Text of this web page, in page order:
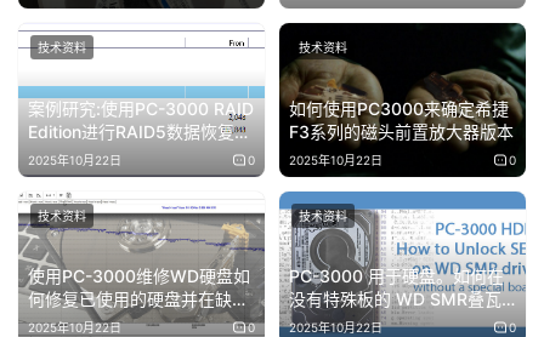
案例研究:使用PC-3000 RAID
Edition进行RAID5数据恢复就
像1-2-3一样容易
2025年10月22日 0
技术资料
如何使用PC3000来确定希捷
F3系列的磁头前置放大器版本
2025年10月22日 0
技术资料
使用PC-3000维修WD硬盘如
何修复已使用的硬盘并在缺陷
列表中隐藏损坏的区域
2025年10月22日 0
技术资料
PC-3000 用于硬盘。如何在
没有特殊板的 WD SMR叠瓦
盘上解锁 SED
2025年10月22日 0
技术资料